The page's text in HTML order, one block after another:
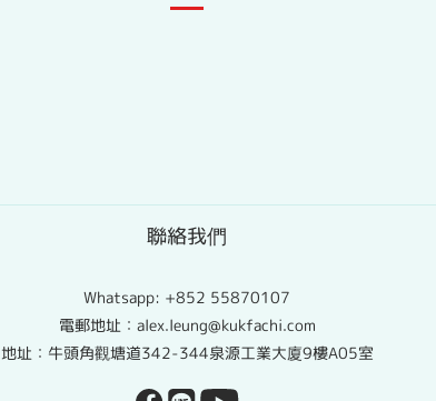
聯絡我們
Whatsapp: +852 55870107
電郵地址：alex.leung@kukfachi.com
地址：牛頭角觀塘道342-344泉源工業大廈9樓A05室